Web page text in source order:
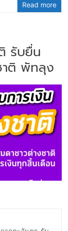
Read more
รับยื่น
าติ พัทลุง